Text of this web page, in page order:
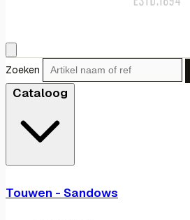
Zoeken
Cataloog
Touwen - Sandows